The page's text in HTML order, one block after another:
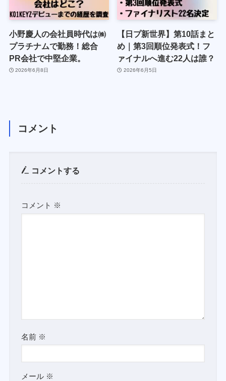
小野慶人の会社員時代は㈱
プラチナムで勤務！総合
PR会社で中堅企業。
2026年6月8日
【日プ新世界】第10話まと
め｜第3回順位発表式！フ
ァイナルへ進む22人は誰？
2026年6月5日
コメント
コメントする
コメント ※
名前 ※
メール ※